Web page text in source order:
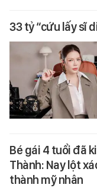
33 tỷ “cứu lấy sĩ
Bé gái 4 tuổi đã
Thành: Nay lột
thành mỹ nhân